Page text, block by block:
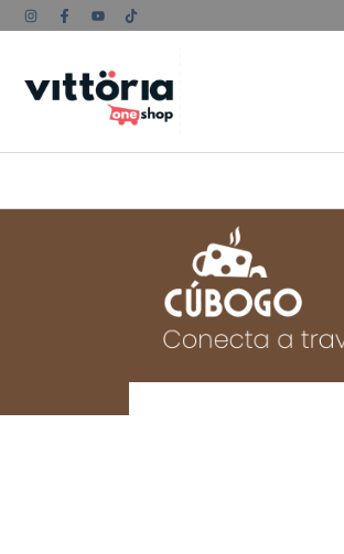
experiencia💪🏼😎